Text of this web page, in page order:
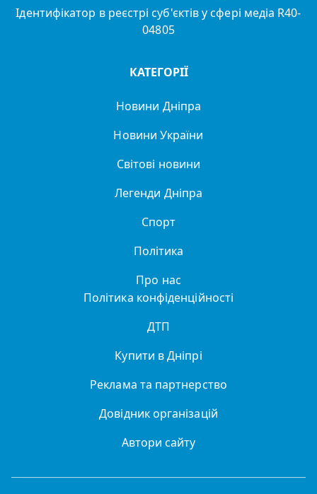
Ідентифікатор в реєстрі суб'єктів у сфері медіа R40-
04805
КАТЕГОРІЇ
Новини Дніпра
Новини України
Світові новини
Легенди Дніпра
Спорт
Політика
Про нас
Політика конфіденційності
ДТП
Купити в Дніпрі
Реклама та партнерство
Довідник організацій
Автори сайту